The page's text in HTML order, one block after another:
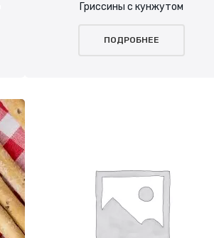
Гриссины с кунжутом
ПОДРОБНЕЕ